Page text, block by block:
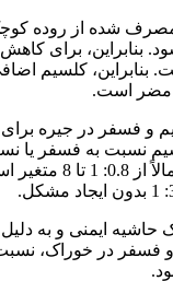
شده از روده
بنابراین، برای
کلسیم
مضر است.
و فسفر در جیره
نسبت به فسفر یا
حاشیه ایمنی و به دلیل